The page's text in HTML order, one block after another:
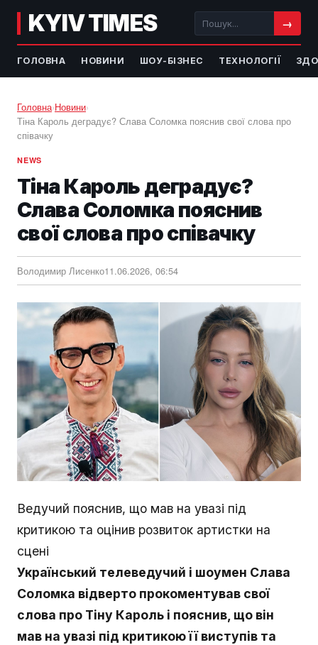
KYIV TIMES →
ГОЛОВНА НОВИНИ ШОУ-БІЗНЕС ТЕХНОЛОГІЇ
Головна›Новини›
Тіна Кароль деградує? Слава Соломка пояснив свої слова про
співачку
NEWS
Тіна Кароль деградує?
Слава Соломка пояснив
свої слова про співачку
Володимир Лисенко11.06.2026, 06:54
Ведучий пояснив, що мав на увазі під
критикою та оцінив розвиток артистки на
сцені
Український телеведучий і шоумен Слава
Соломка відверто прокоментував свої
слова про Тіну Кароль і пояснив, що він
мав на увазі під критикою її виступів та